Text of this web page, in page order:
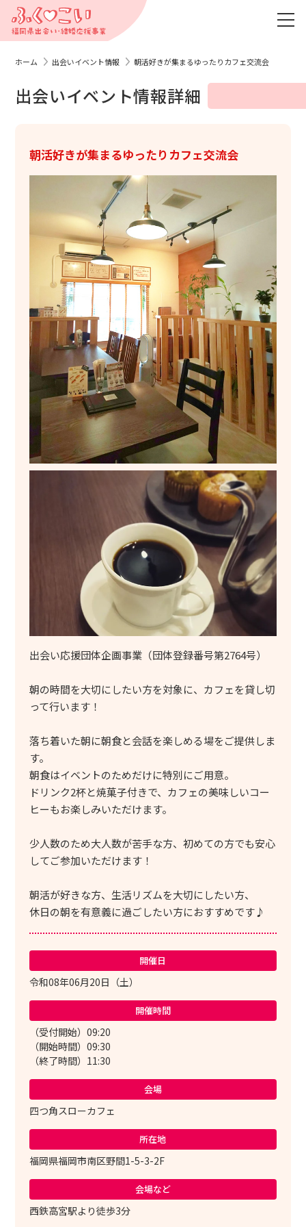
ホーム 出会いイベント情報 朝活好きが集まるゆったりカフェ交流会
出会いイベント情報詳細
朝活好きが集まるゆったりカフェ交流会
出会い応援団体企画事業（団体登録番号第2764号）
朝の時間を大切にしたい方を対象に、カフェを貸し切
って行います！
落ち着いた朝に朝食と会話を楽しめる場をご提供しま
す。
朝食はイベントのためだけに特別にご用意。
ドリンク2杯と焼菓子付きで、カフェの美味しいコー
ヒーもお楽しみいただけます。
少人数のため大人数が苦手な方、初めての方でも安心
してご参加いただけます！
朝活が好きな方、生活リズムを大切にしたい方、
休日の朝を有意義に過ごしたい方におすすめです♪
開催日
令和08年06月20日（土）
開催時間
（受付開始）09:20
（開始時間）09:30
（終了時間）11:30
会場
四つ角スローカフェ
所在地
福岡県福岡市南区野間1-5-3-2F
会場など
西鉄高宮駅より徒歩3分